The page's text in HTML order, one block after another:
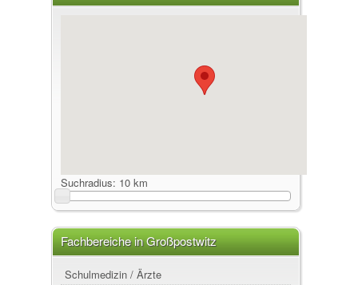
Suchradius: 10 km
Fachbereiche in Großpostwitz
Schulmedizin / Ärzte